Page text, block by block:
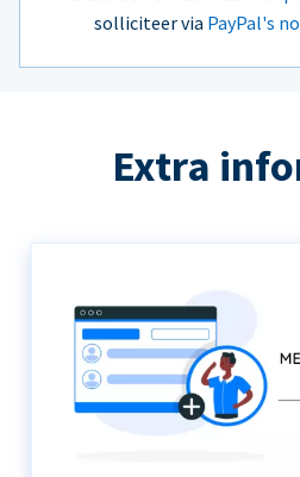
solliciteer via PayPal's
Extra